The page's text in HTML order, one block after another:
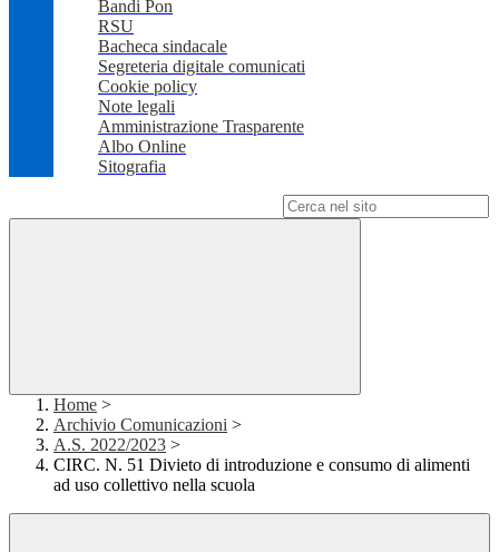
Bandi Pon
RSU
Bacheca sindacale
Segreteria digitale comunicati
Cookie policy
Note legali
Amministrazione Trasparente
Albo Online
Sitografia
Home >
Archivio Comunicazioni >
A.S. 2022/2023 >
CIRC. N. 51 Divieto di introduzione e consumo di alimenti
ad uso collettivo nella scuola